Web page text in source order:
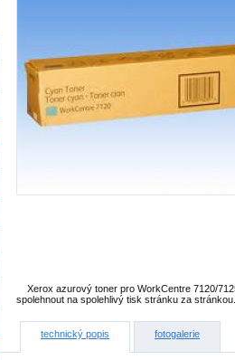
Xerox azurový toner pro WorkCentre 7120/
spolehnout na spolehlivý tisk stránku za
technický popis fotogalerie